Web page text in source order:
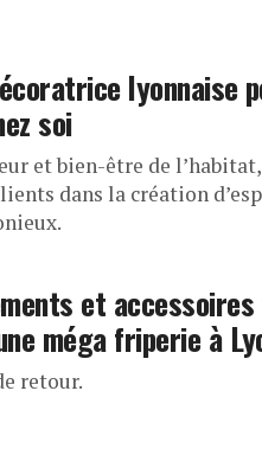
lyonnaise
soi
et bien-être de
dans la création
et
méga friperie à
retour.